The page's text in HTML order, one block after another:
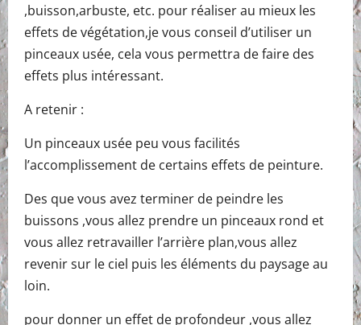
,buisson,arbuste, etc. pour réaliser au mieux les
effets de végétation,je vous conseil d’utiliser un
pinceaux usée, cela vous permettra de faire des
effets plus intéressant.
A retenir :
Un pinceaux usée peu vous facilités
l’accomplissement de certains effets de peinture.
Des que vous avez terminer de peindre les
buissons ,vous allez prendre un pinceaux rond et
vous allez retravailler l’arrière plan,vous allez
revenir sur le ciel puis les éléments du paysage au
loin.
pour donner un effet de profondeur ,vous allez